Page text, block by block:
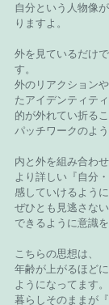
自分という人物像
りますよ。
外を見ているだけ
す。
外のリアクション
たアイデンティティ
的が外れてい折る
パッチワークのよ
内と外を組み合わ
より詳しい『自分
感していけるように
ぜひとも見逃さな
できるように意識
こちらの思想は、
年齢が上がるほど
ようになってます。
暮らしそのままが